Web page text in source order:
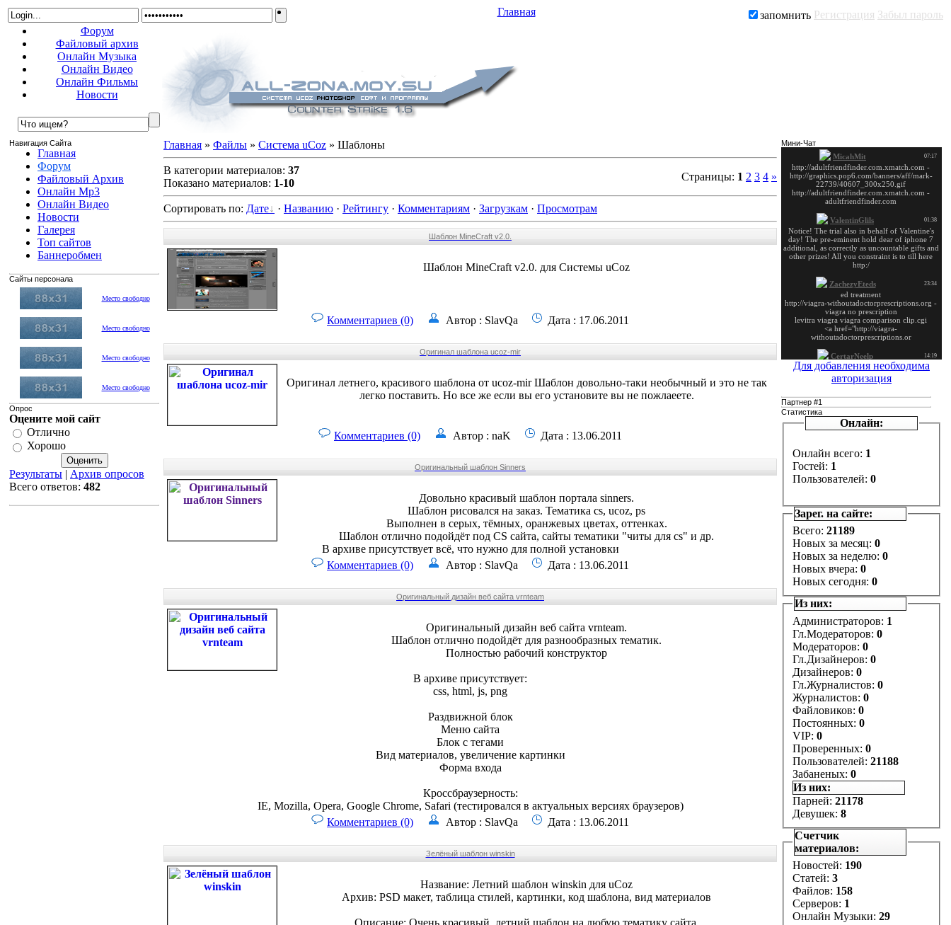
запомнить Регистрация Забыл пароль
Главная
Форум
Файловый архив
Онлайн Музыка
Онлайн Видео
Онлайн Фильмы
Новости
Навигация Сайта
Главная
Форум
Файловый Архив
Онлайн Mp3
Онлайн Видео
Новости
Галерея
Топ сайтов
Баннеробмен
Сайты персонала
Место свободно
Место свободно
Место свободно
Место свободно
Опрос
Оцените мой сайт
Отлично
Хорошо
Результаты | Архив опросов
Всего ответов: 482
Главная » Файлы » Система uCoz » Шаблоны
В категории материалов: 37
Показано материалов: 1-10
Страницы: 1 2 3 4 »
Сортировать по: Дате · Названию · Рейтингу · Комментариям · Загрузкам · Просмотрам
Шаблон MineCraft v2.0.
Шаблон MineCraft v2.0. для Системы uCoz
Комментариев (0) Автор : SlavQa Дата : 17.06.2011
Оригинал шаблона ucoz-mir
Оригинал летнего, красивого шаблона от ucoz-mir Шаблон довольно-таки необычный и это не так
легко поставить. Но все же если вы его установите вы не пожлаеете.
Комментариев (0) Автор : naK Дата : 13.06.2011
Оригинальный шаблон Sinners
Довольно красивый шаблон портала sinners.
Шаблон рисовался на заказ. Тематика cs, ucoz, ps
Выполнен в серых, тёмных, оранжевых цветах, оттенках.
Шаблон отлично подойдёт под CS сайта, сайты тематики "читы для cs" и др.
В архиве присутствует всё, что нужно для полной установки
Комментариев (0)
Автор : SlavQa Дата : 13.06.2011
Оригинальный дизайн веб сайта vrnteam
Оригинальный дизайн веб сайта vrnteam.
Шаблон отлично подойдёт для разнообразных тематик.
Полностью рабочий конструктор
В архиве присутствует:
css, html, js, png
Раздвижной блок
Меню сайта
Блок с тегами
Вид материалов, увеличение картинки
Форма входа
Кроссбраузерность:
IE, Mozilla, Opera, Google Chrome, Safari (тестировался в актуальных версиях браузеров)
Комментариев (0)
Автор : SlavQa Дата : 13.06.2011
Зелёный шаблон winskin
Название: Летний шаблон winskin для uCoz
Архив: PSD макет, таблица стилей, картинки, код шаблона, вид материалов
Описание: Очень красивый, летний шаблон на любую тематику сайта.
Мини-Чат
Для добавления необходима
авторизация
Партнер #1
Статистика
Онлайн:
Онлайн всего: 1
Гостей: 1
Пользователей: 0
Зарег. на сайте:
Всего: 21189
Новых за месяц: 0
Новых за неделю: 0
Новых вчера: 0
Новых сегодня: 0
Из них:
Администраторов: 1
Гл.Модераторов: 0
Модераторов: 0
Гл.Дизайнеров: 0
Дизайнеров: 0
Гл.Журналистов: 0
Журналистов: 0
Файловиков: 0
Постоянных: 0
VIP: 0
Проверенных: 0
Пользователей: 21188
Забаненых: 0
Из них:
Парней: 21178
Девушек: 8
Счетчик
материалов:
Новостей: 190
Статей: 3
Файлов: 158
Серверов: 1
Онлайн Музыки: 29